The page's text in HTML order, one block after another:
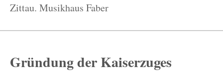
Zittau. Musikhaus Faber
Gründung der Kaiserzuges